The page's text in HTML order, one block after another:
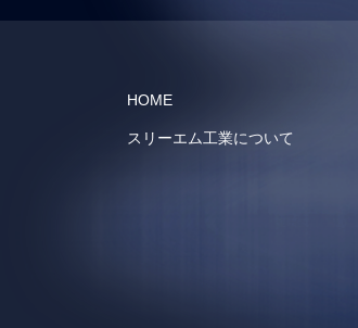
HOME
スリーエム工業について